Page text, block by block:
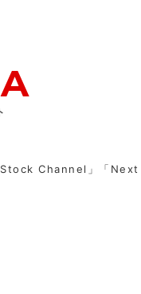
Stock Channel」「